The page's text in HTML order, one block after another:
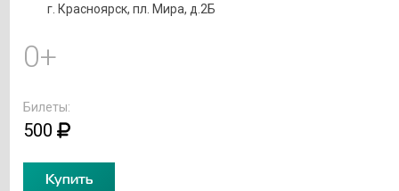
г. Красноярск, пл. Мира, д.2Б
0+
Билеты:
500
Купить